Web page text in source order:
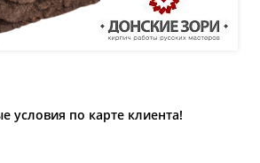
условия по карте клиента!